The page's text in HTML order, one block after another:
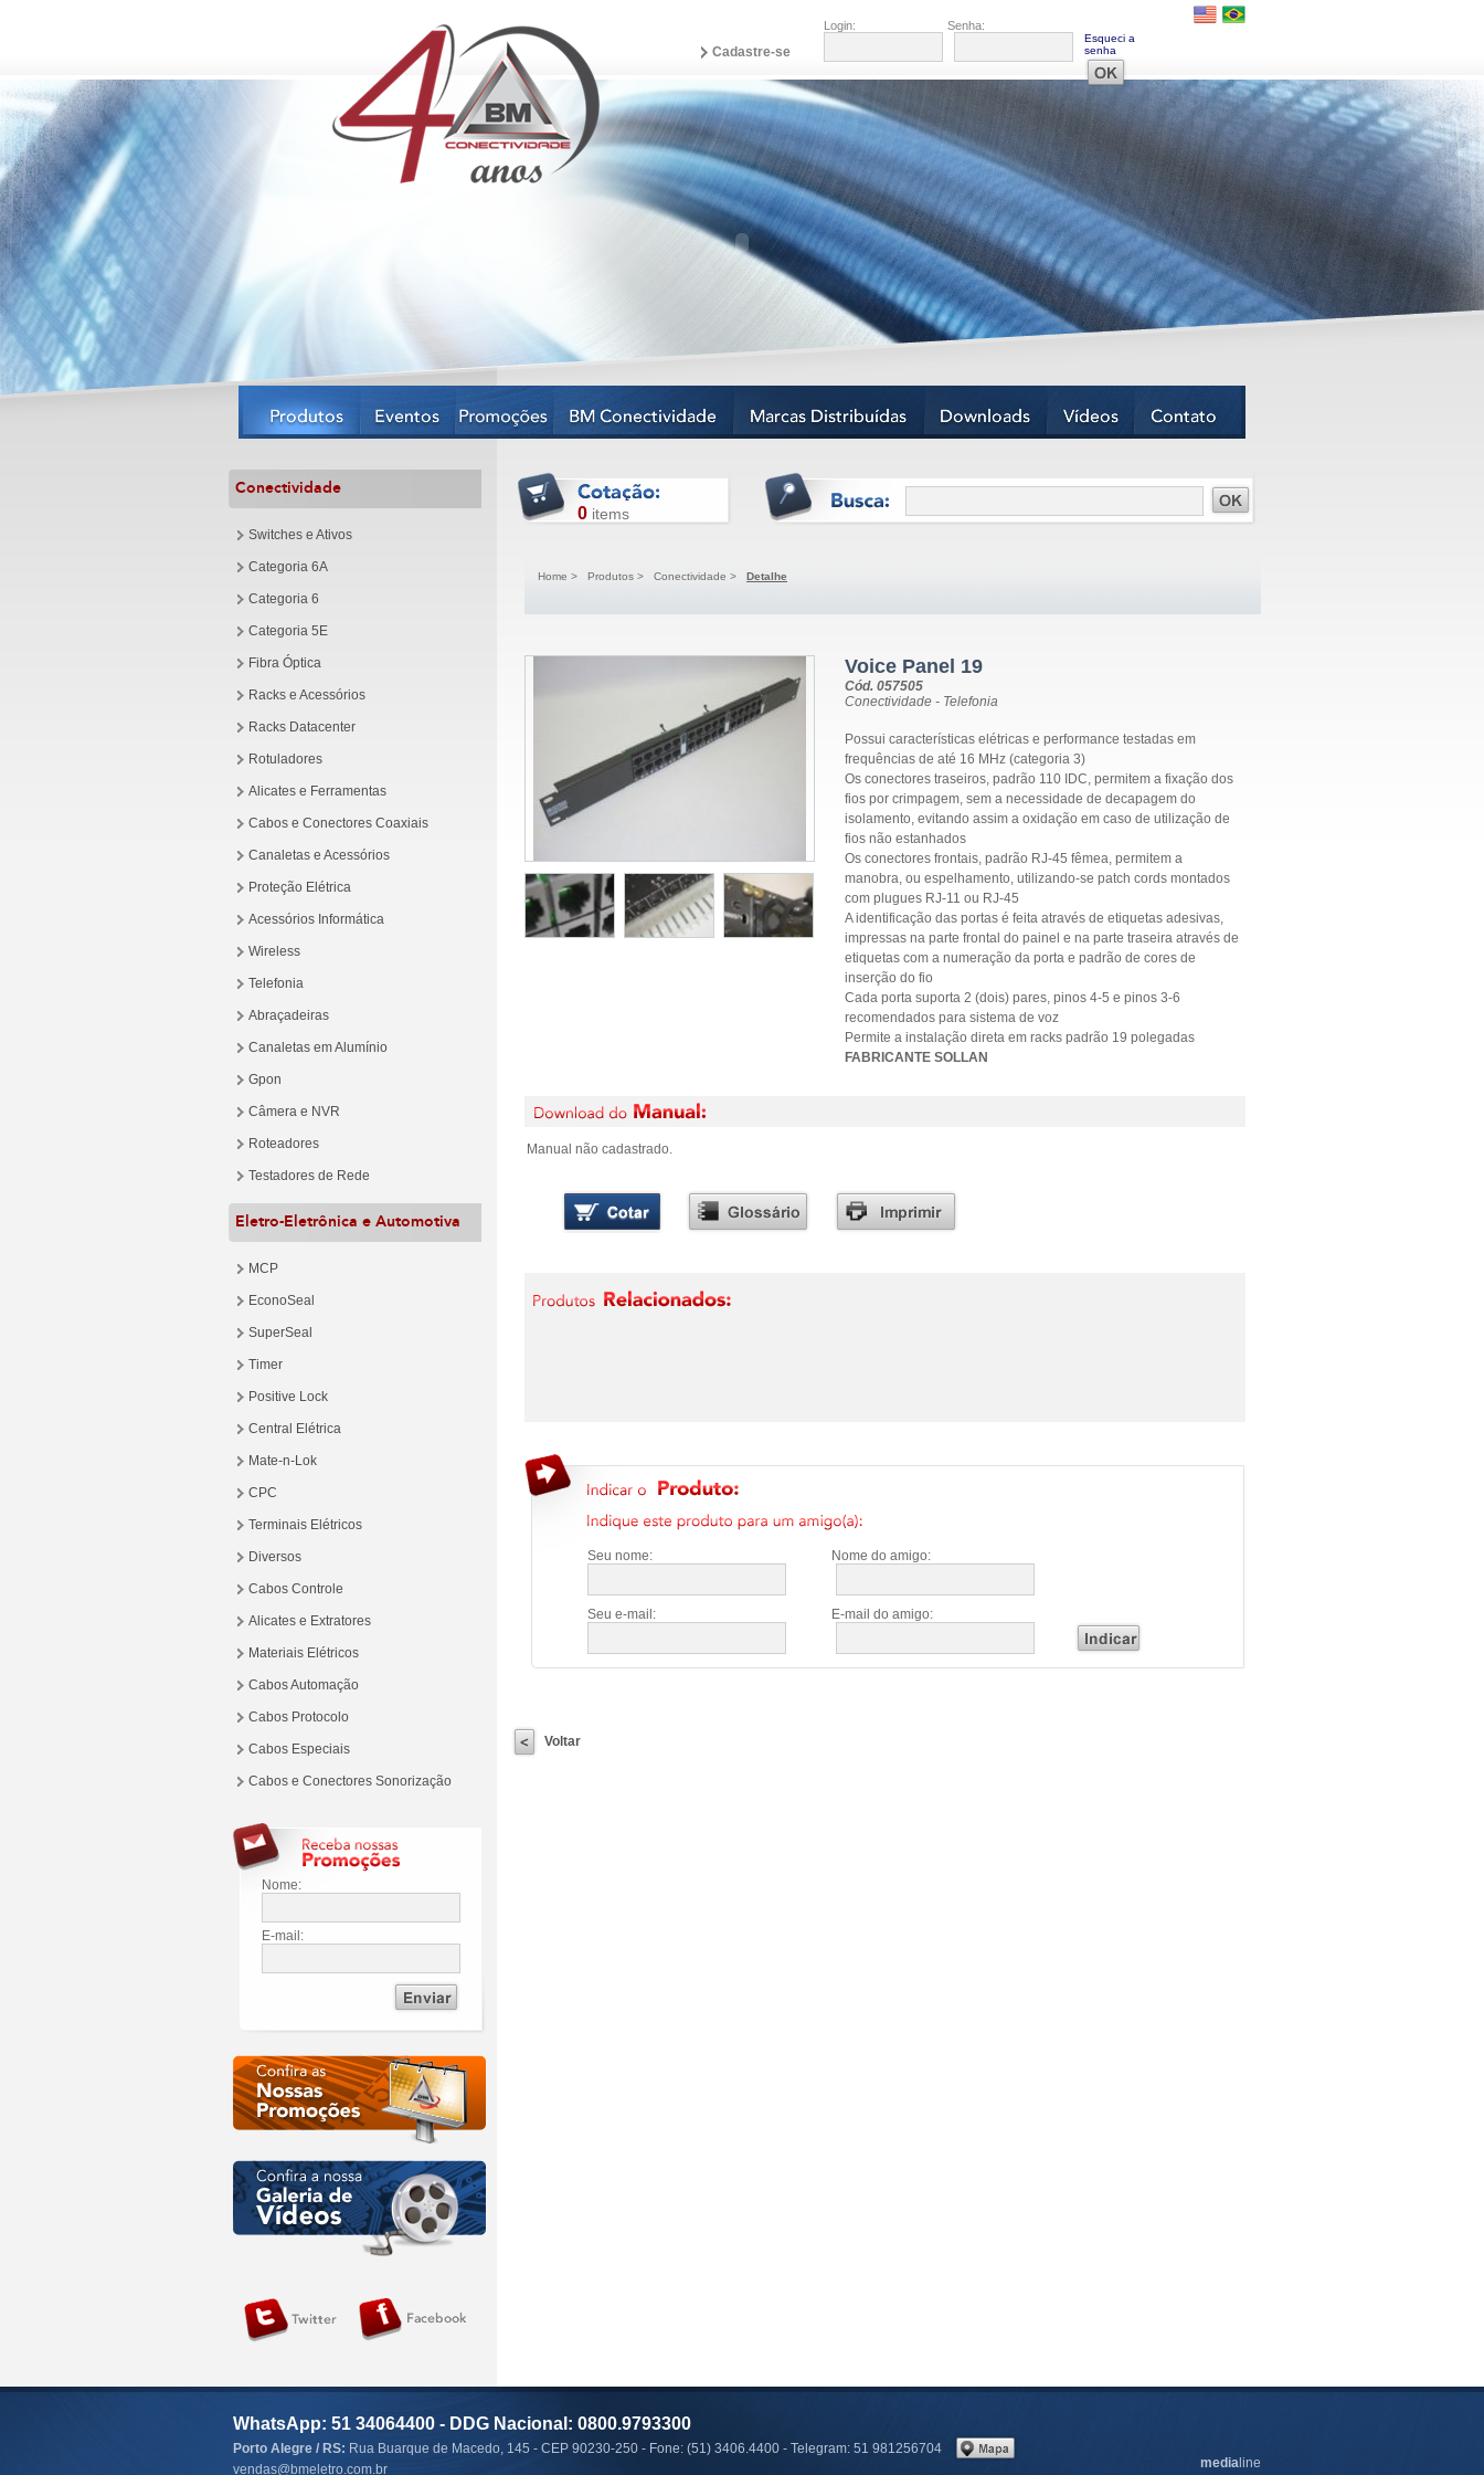
Login: Senha:
Esqueci a
senha
Cadastre-se
Conectividade
Switches e Ativos
Categoria 6A
Categoria 6
Categoria 5E
Fibra Óptica
Racks e Acessórios
Racks Datacenter
Rotuladores
Alicates e Ferramentas
Cabos e Conectores Coaxiais
Canaletas e Acessórios
Proteção Elétrica
Acessórios Informática
Wireless
Telefonia
Abraçadeiras
Canaletas em Alumínio
Gpon
Câmera e NVR
Roteadores
Testadores de Rede
Eletro-Eletrônica e Automotiva
MCP
EconoSeal
SuperSeal
Timer
Positive Lock
Central Elétrica
Mate-n-Lok
CPC
Terminais Elétricos
Diversos
Cabos Controle
Alicates e Extratores
Materiais Elétricos
Cabos Automação
Cabos Protocolo
Cabos Especiais
Cabos e Conectores Sonorização
Nome:
E-mail:
0 items
Home > Produtos > Conectividade > Detalhe
Voice Panel 19
Cód. 057505
Conectividade - Telefonia
Possui características elétricas e performance testadas em
frequências de até 16 MHz (categoria 3)
Os conectores traseiros, padrão 110 IDC, permitem a fixação dos
fios por crimpagem, sem a necessidade de decapagem do
isolamento, evitando assim a oxidação em caso de utilização de
fios não estanhados
Os conectores frontais, padrão RJ-45 fêmea, permitem a
manobra, ou espelhamento, utilizando-se patch cords montados
com plugues RJ-11 ou RJ-45
A identificação das portas é feita através de etiquetas adesivas,
impressas na parte frontal do painel e na parte traseira através de
etiquetas com a numeração da porta e padrão de cores de
inserção do fio
Cada porta suporta 2 (dois) pares, pinos 4-5 e pinos 3-6
recomendados para sistema de voz
Permite a instalação direta em racks padrão 19 polegadas
FABRICANTE SOLLAN
Manual não cadastrado.
Seu nome: Nome do amigo:
Seu e-mail: E-mail do amigo:
Voltar
media line
WhatsApp: 51 34064400 - DDG Nacional: 0800.9793300
Porto Alegre / RS: Rua Buarque de Macedo, 145 - CEP 90230-250 - Fone: (51) 3406.4400 - Telegram: 51 981256704
vendas@bmeletro.com.br